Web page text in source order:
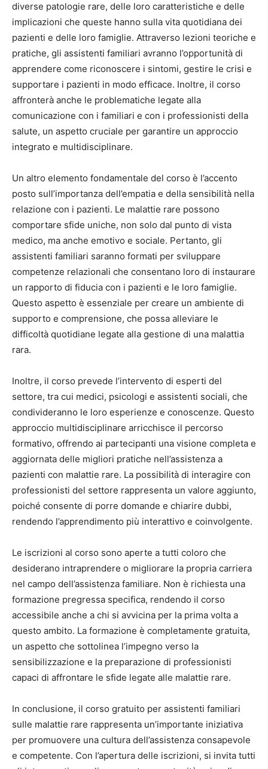
diverse patologie rare, delle loro caratteristiche e delle
implicazioni che queste hanno sulla vita quotidiana dei
pazienti e delle loro famiglie. Attraverso lezioni teoriche e
pratiche, gli assistenti familiari avranno l’opportunità di
apprendere come riconoscere i sintomi, gestire le crisi e
supportare i pazienti in modo efficace. Inoltre, il corso
affronterà anche le problematiche legate alla
comunicazione con i familiari e con i professionisti della
salute, un aspetto cruciale per garantire un approccio
integrato e multidisciplinare.
Un altro elemento fondamentale del corso è l’accento
posto sull’importanza dell’empatia e della sensibilità nella
relazione con i pazienti. Le malattie rare possono
comportare sfide uniche, non solo dal punto di vista
medico, ma anche emotivo e sociale. Pertanto, gli
assistenti familiari saranno formati per sviluppare
competenze relazionali che consentano loro di instaurare
un rapporto di fiducia con i pazienti e le loro famiglie.
Questo aspetto è essenziale per creare un ambiente di
supporto e comprensione, che possa alleviare le
difficoltà quotidiane legate alla gestione di una malattia
rara.
Inoltre, il corso prevede l’intervento di esperti del
settore, tra cui medici, psicologi e assistenti sociali, che
condivideranno le loro esperienze e conoscenze. Questo
approccio multidisciplinare arricchisce il percorso
formativo, offrendo ai partecipanti una visione completa e
aggiornata delle migliori pratiche nell’assistenza a
pazienti con malattie rare. La possibilità di interagire con
professionisti del settore rappresenta un valore aggiunto,
poiché consente di porre domande e chiarire dubbi,
rendendo l’apprendimento più interattivo e coinvolgente.
Le iscrizioni al corso sono aperte a tutti coloro che
desiderano intraprendere o migliorare la propria carriera
nel campo dell’assistenza familiare. Non è richiesta una
formazione pregressa specifica, rendendo il corso
accessibile anche a chi si avvicina per la prima volta a
questo ambito. La formazione è completamente gratuita,
un aspetto che sottolinea l’impegno verso la
sensibilizzazione e la preparazione di professionisti
capaci di affrontare le sfide legate alle malattie rare.
In conclusione, il corso gratuito per assistenti familiari
sulle malattie rare rappresenta un’importante iniziativa
per promuovere una cultura dell’assistenza consapevole
e competente. Con l’apertura delle iscrizioni, si invita tutti